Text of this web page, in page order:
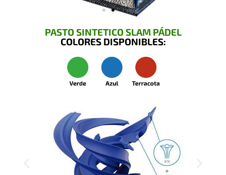
PASTO SINTETICO SLAM PÁDEL
COLORES DISPONIBLES: